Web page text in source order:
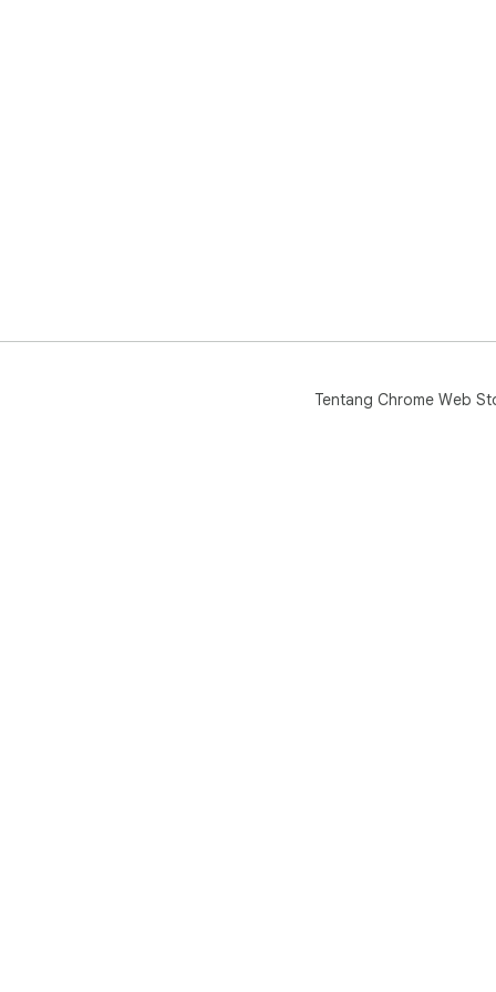
Tentang Chrome Web